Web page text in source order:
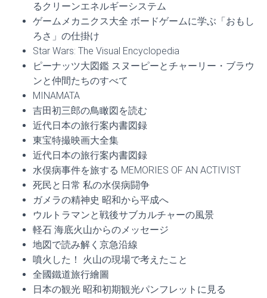
るクリーンエネルギーシステム
ゲームメカニクス大全 ボードゲームに学ぶ「おもし
ろさ」の仕掛け
Star Wars: The Visual Encyclopedia
ピーナッツ大図鑑 スヌーピーとチャーリー・ブラウ
ンと仲間たちのすべて
MINAMATA
吉田初三郎の鳥瞰図を読む
近代日本の旅行案内書図録
東宝特撮映画大全集
近代日本の旅行案内書図録
水俣病事件を旅する MEMORIES OF AN ACTIVIST
死民と日常 私の水俣病闘争
ガメラの精神史 昭和から平成へ
ウルトラマンと戦後サブカルチャーの風景
軽石 海底火山からのメッセージ
地図で読み解く京急沿線
噴火した！ 火山の現場で考えたこと
全國鐵道旅行繪圖
日本の観光 昭和初期観光パンフレットに見る